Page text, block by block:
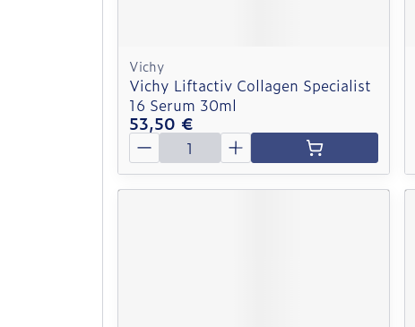
Vichy
Vichy Liftactiv Collagen Specialist
16 Serum 30ml
53,50 €
Quantité